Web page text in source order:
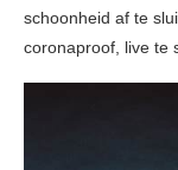
schoonheid af te
coronaproof, live te